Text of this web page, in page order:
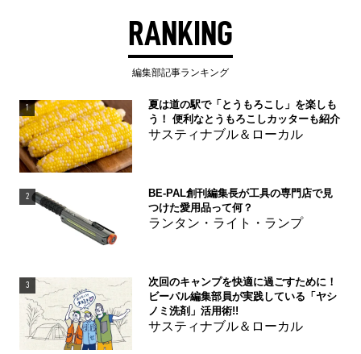
RANKING
編集部記事ランキング
1
夏は道の駅で「とうもろこし」を楽しも
う！ 便利なとうもろこしカッターも紹介
サスティナブル＆ローカル
2
BE-PAL創刊編集長が工具の専門店で見
つけた愛用品って何？
ランタン・ライト・ランプ
3
次回のキャンプを快適に過ごすために！
ビーパル編集部員が実践している「ヤシ
ノミ洗剤」活用術!!
サスティナブル＆ローカル